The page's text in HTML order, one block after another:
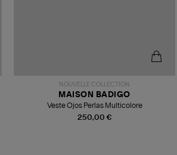
NOUVELLE COLLECTION
250,00 €
MAISON BADIGO
Veste Ojos Perlas Multicolore